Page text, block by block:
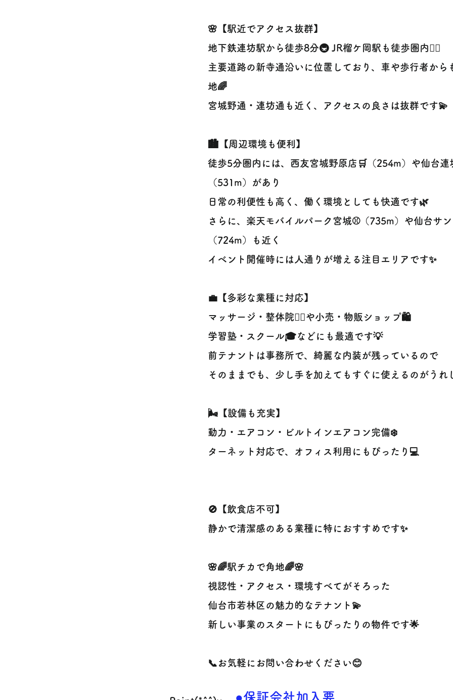
🌸【駅近でアクセス抜群】
地下鉄連坊駅から徒歩8分🚇 JR榴ケ岡駅も徒歩圏内🚶‍♀️
主要道路の新寺通沿いに位置しており、車や歩行者から
地🌈
宮城野通・連坊通も近く、アクセスの良さは抜群です💫
🏙️【周辺環境も便利】
徒歩5分圏内には、西友宮城野原店🛒（254m）や仙台連
（531m）があり
日常の利便性も高く、働く環境としても快適です🌿
さらに、楽天モバイルパーク宮城⚾（735m）や仙台サ
（724m）も近く
イベント開催時には人通りが増える注目エリアです✨
💼【多彩な業種に対応】
マッサージ・整体院💆‍♀️や小売・物販ショップ🛍️
学習塾・スクール🎓などにも最適です💡
前テナントは事務所で、綺麗な内装が残っているので
そのままでも、少し手を加えてもすぐに使えるのがうれ
🌬️【設備も充実】
動力・エアコン・ビルトインエアコン完備❄️
ターネット対応で、オフィス利用にもぴったり💻
🚫【飲食店不可】
静かで清潔感のある業種に特におすすめです✨
🌸🌈駅チカで角地🌈🌸
視認性・アクセス・環境すべてがそろった
仙台市若林区の魅力的なテナント💫
新しい事業のスタートにもぴったりの物件です🌟
📞お気軽にお問い合わせください😊
●保証会社加入要​